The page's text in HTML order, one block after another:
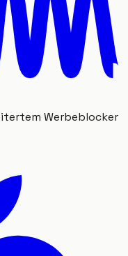
Werbeblocker